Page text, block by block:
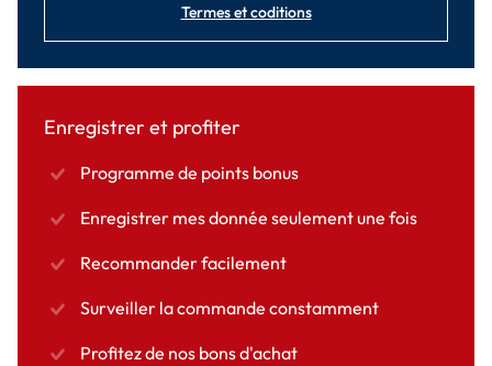
Termes et coditions
Enregistrer et profiter
Programme de points bonus
Enregistrer mes donnée seulement une fois
Recommander facilement
Surveiller la commande constamment
Profitez de nos bons d'achat